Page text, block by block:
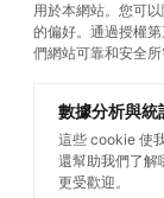
用於本網站。您可
的偏好。通過授權
們網站可靠和安全所
數據分析與統
這些 cookie 使
還幫助我們了解
更受歡迎。